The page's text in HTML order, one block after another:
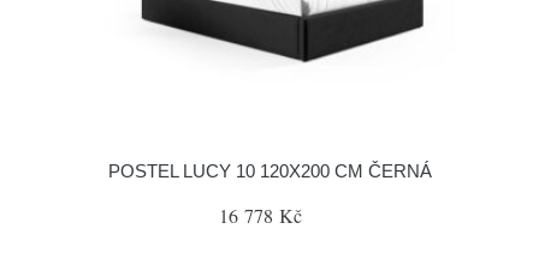
POSTEL LUCY 10 120X200 CM ČERNÁ
16 778 Kč